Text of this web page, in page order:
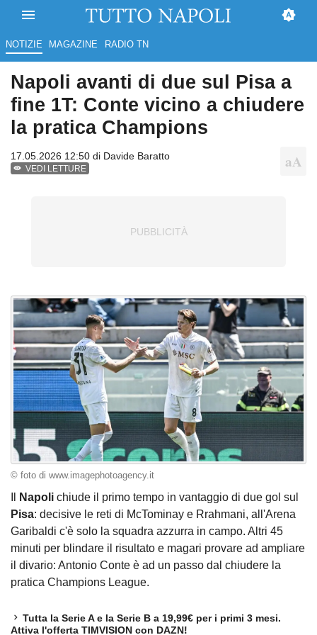
NOTIZIE MAGAZINE RADIO TN
Napoli avanti di due sul Pisa a
fine 1T: Conte vicino a chiudere
la pratica Champions
17.05.2026 12:50 di Davide Baratto
VEDI LETTURE
© foto di www.imagephotoagency.it
Napoli chiude il primo tempo in vantaggio di due gol sul
Pisa: decisive le reti di McTominay e Rrahmani, all'Arena
Garibaldi c'è solo la squadra azzurra in campo. Altri 45
minuti per blindare il risultato e magari provare ad ampliare
il divario: Antonio Conte è ad un passo dal chiudere la
pratica Champions League.
Tutta la Serie A e la Serie B a 19,99€ per i primi 3 mesi.
Attiva l'offerta TIMVISION con DAZN!